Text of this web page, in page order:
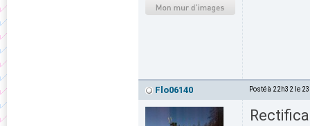
Flo06140 Posté à 22h32 le